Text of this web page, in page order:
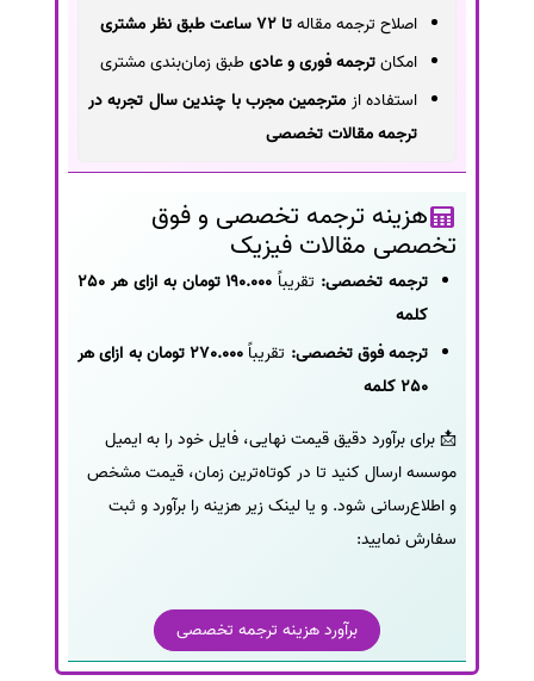
اصلاح ترجمه مقالهتا 72 ساعت طبق نظر مشتری
امکانترجمه فوری و عادیطبق زمان‌بندی مشتری
استفاده از مترجمین مجرب با چندین سال تجربه در
ترجمه مقالات تخصصی
هزینه ترجمه تخصصی و فوق
تخصصی مقالات فیزیک
ترجمه تخصصی: تقریباً
190.000 تومان به ازای هر 250
کلمه
ترجمه فوق تخصصی: تقریباً
270.000 تومان به ازای هر
250 کلمه
📩 برای برآورد دقیق قیمت نهایی، فایل خود را به ایمیل
موسسه ارسال کنید تا در کوتاه‌ترین زمان، قیمت مشخص
و اطلاع‌رسانی شود. و یا لینک زیر هزینه را برآورد و ثبت
سفارش نمایید:
برآورد هزینه ترجمه تخصصی